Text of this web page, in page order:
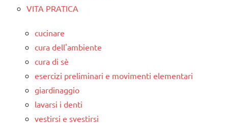
VITA PRATICA
cucinare
cura dell'ambiente
cura di sè
esercizi preliminari e movimenti elementari
giardinaggio
lavarsi i denti
vestirsi e svestirsi